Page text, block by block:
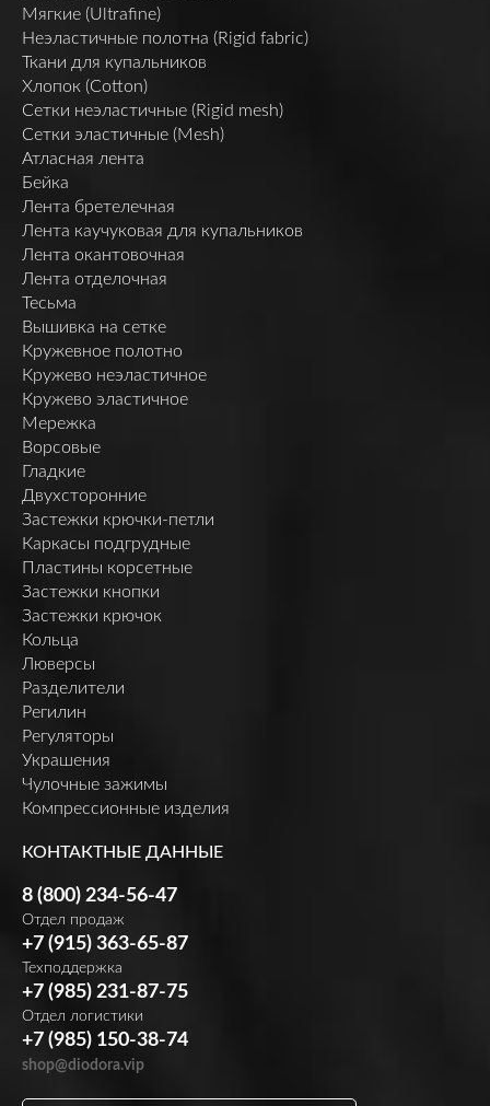
Мягкие (Ultrafine)
Неэластичные полотна (Rigid fabric)
Ткани для купальников
Хлопок (Cotton)
Сетки неэластичные (Rigid mesh)
Сетки эластичные (Mesh)
Атласная лента
Бейка
Лента бретелечная
Лента каучуковая для купальников
Лента окантовочная
Лента отделочная
Тесьма
Вышивка на сетке
Кружевное полотно
Кружево неэластичное
Кружево эластичное
Мережка
Ворсовые
Гладкие
Двухсторонние
Застежки крючки-петли
Каркасы подгрудные
Пластины корсетные
Застежки кнопки
Застежки крючок
Кольца
Люверсы
Разделители
Регилин
Регуляторы
Украшения
Чулочные зажимы
Компрессионные изделия
КОНТАКТНЫЕ ДАННЫЕ
8 (800) 234-56-47
Отдел продаж
+7 (915) 363-65-87
Техподдержка
+7 (985) 231-87-75
Отдел логистики
+7 (985) 150-38-74
shop@diodora.vip